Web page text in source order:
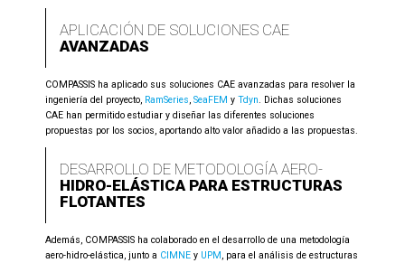
APLICACIÓN DE SOLUCIONES CAE
AVANZADAS
COMPASSIS ha aplicado sus soluciones CAE avanzadas para resolver la
ingeniería del proyecto, RamSeries, SeaFEM y Tdyn. Dichas soluciones
CAE han permitido estudiar y diseñar las diferentes soluciones
propuestas por los socios, aportando alto valor añadido a las propuestas.
DESARROLLO DE METODOLOGÍA AERO-
HIDRO-ELÁSTICA PARA ESTRUCTURAS
FLOTANTES
Además, COMPASSIS ha colaborado en el desarrollo de una metodología
aero-hidro-elástica, junto a CIMNE y UPM , para el análisis de estructuras